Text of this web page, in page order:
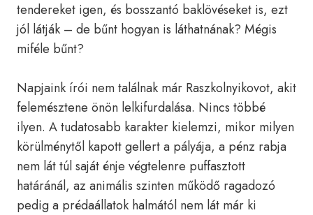
tendereket igen, és bosszantó baklövéseket is, ezt
jól látják – de bűnt hogyan is láthatnának? Mégis
miféle bűnt?
Napjaink írói nem találnak már Raszkolnyikovot, akit
felemésztene önön lelkifurdalása. Nincs többé
ilyen. A tudatosabb karakter kielemzi, mikor milyen
körülménytől kapott gellert a pályája, a pénz rabja
nem lát túl saját énje végtelenre puffasztott
határánál, az animális szinten működő ragadozó
pedig a prédaállatok halmától nem lát már ki